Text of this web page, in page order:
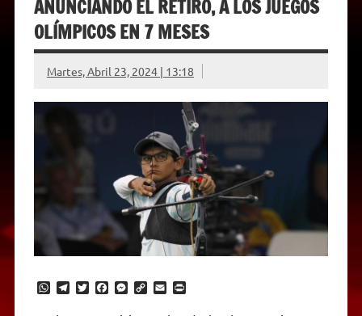
ANUNCIANDO EL RETIRO, A LOS JUEGOS
OLÍMPICOS EN 7 MESES
Martes, Abril 23, 2024 | 13:18
W T
T
F
M C
E
P